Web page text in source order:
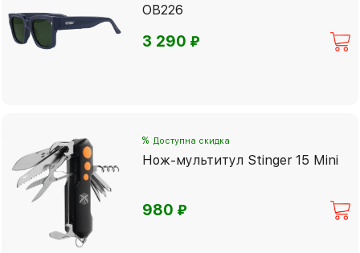
OB226
3 290⃏
% Доступна скидка
Нож-мультитул Stinger 15 Mini
980⃏